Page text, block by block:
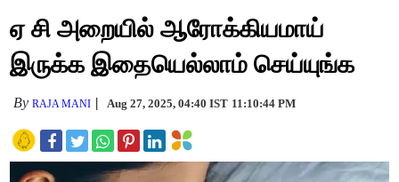
ஏ சி அறையில் ஆரோக்கியமாய்
இருக்க இதையெல்லாம் செய்யுங்க
ByRAJA MANI Aug 27, 2025, 04:40 IST 11:10:44 PM